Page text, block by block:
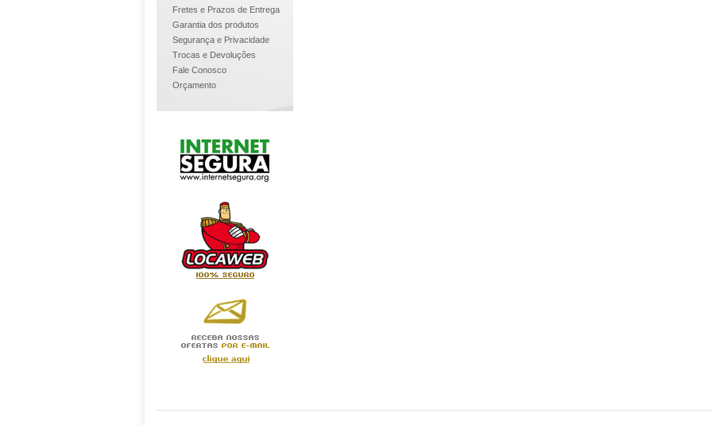
Fretes e Prazos de Entrega
Garantia dos produtos
Segurança e Privacidade
Trocas e Devoluções
Fale Conosco
Orçamento